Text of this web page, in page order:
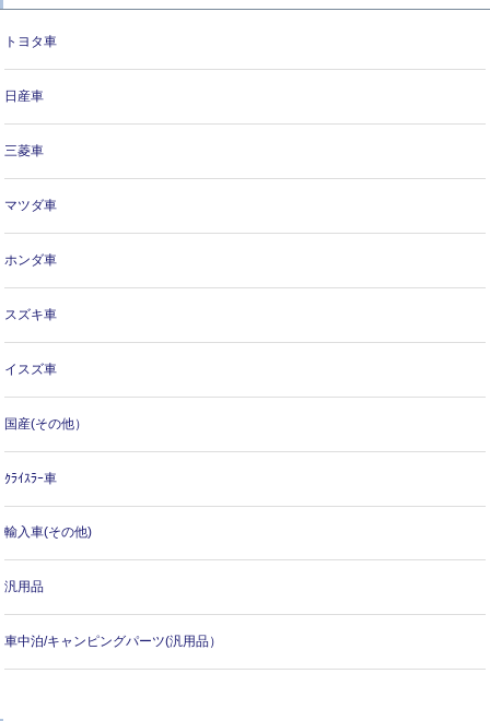
トヨタ車
日産車
三菱車
マツダ車
ホンダ車
スズキ車
イスズ車
国産(その他）
ｸﾗｲｽﾗｰ車
輸入車(その他)
汎用品
車中泊/キャンピングパーツ(汎用品）